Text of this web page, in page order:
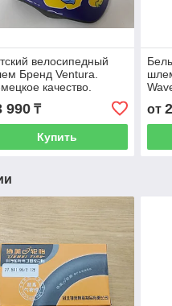
велосипедный
Бренд Ventura.
качество.
Рассрочка.
990₸
Купить
от